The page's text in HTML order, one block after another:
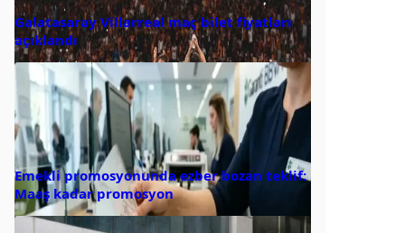
Galatasaray Villarreal maç bilet fiyatları
açıklandı
Emekli promosyonunda ezber bozan teklif:
Maaş kadar promosyon